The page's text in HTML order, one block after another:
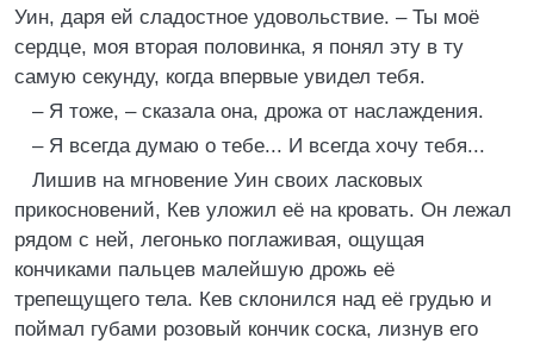
Уин, даря ей сладостное удовольствие. – Ты моё
сердце, моя вторая половинка, я понял эту в ту
самую секунду, когда впервые увидел тебя.
– Я тоже, – сказала она, дрожа от наслаждения.
– Я всегда думаю о тебе... И всегда хочу тебя...
Лишив на мгновение Уин своих ласковых
прикосновений, Кев уложил её на кровать. Он лежал
рядом с ней, легонько поглаживая, ощущая
кончиками пальцев малейшую дрожь её
трепещущего тела. Кев склонился над её грудью и
поймал губами розовый кончик соска, лизнув его